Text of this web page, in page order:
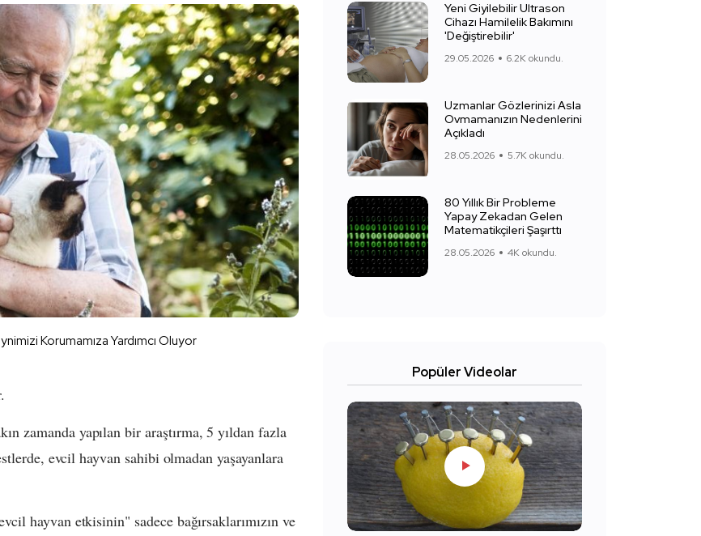
Korumamıza Yardımcı Oluyor
zamanda yapılan bir araştırma, 5 yıldan fazla
evcil hayvan sahibi olmadan yaşayanlara
hayvan etkisinin" sadece bağırsaklarımızın ve
Yeni Giyilebilir Ultrason
Cihazı Hamilelik Bakımını
'Değiştirebilir'
29.05.2026 6.2K okundu.
Uzmanlar Gözlerinizi Asla
Ovmamanızın Nedenlerini
Açıkladı
28.05.2026 5.7K okundu.
80 Yıllık Bir Probleme
Yapay Zekadan Gelen
Matematikçileri Şaşırttı
28.05.2026 4K okundu.
Popüler Videolar